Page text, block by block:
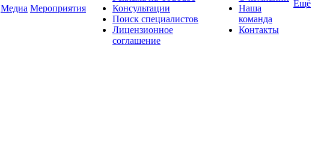
Медиа Мероприятия
Консультации
Поиск специалистов
Лицензионное
соглашение
Наша
команда
Контакты
Ещё